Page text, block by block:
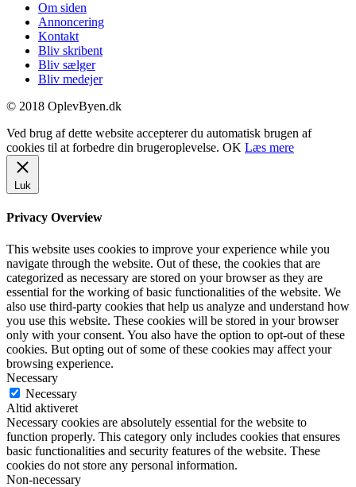
Om siden
Annoncering
Kontakt
Bliv skribent
Bliv sælger
Bliv medejer
© 2018 OplevByen.dk
Ved brug af dette website accepterer du automatisk brugen af
cookies til at forbedre din brugeroplevelse. OK Læs mere
Luk
Privacy Overview
This website uses cookies to improve your experience while you
navigate through the website. Out of these, the cookies that are
categorized as necessary are stored on your browser as they are
essential for the working of basic functionalities of the website. We
also use third-party cookies that help us analyze and understand how
you use this website. These cookies will be stored in your browser
only with your consent. You also have the option to opt-out of these
cookies. But opting out of some of these cookies may affect your
browsing experience.
Necessary
Necessary
Altid aktiveret
Necessary cookies are absolutely essential for the website to
function properly. This category only includes cookies that ensures
basic functionalities and security features of the website. These
cookies do not store any personal information.
Non-necessary